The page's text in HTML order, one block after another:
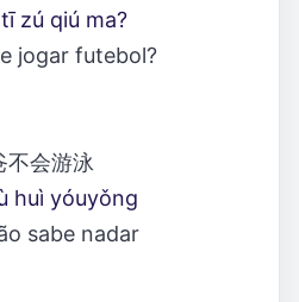
zú qiú ma?
jogar futebol?
不会游泳
huì yóuyǒng
sabe nadar